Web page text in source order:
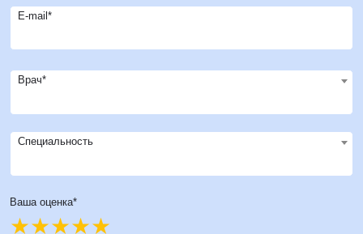
E-mail*
Врач*
Специальность
Ваша оценка*